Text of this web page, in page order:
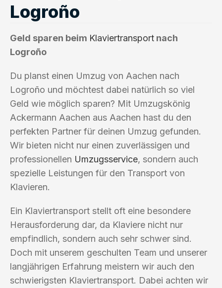
Logroño
Geld sparen beim Klaviertransport nach
Logroño
Du planst einen Umzug von Aachen nach
Logroño und möchtest dabei natürlich so viel
Geld wie möglich sparen? Mit Umzugskönig
Ackermann Aachen aus Aachen hast du den
perfekten Partner für deinen Umzug gefunden.
Wir bieten nicht nur einen zuverlässigen und
professionellen Umzugsservice, sondern auch
spezielle Leistungen für den Transport von
Klavieren.
Ein Klaviertransport stellt oft eine besondere
Herausforderung dar, da Klaviere nicht nur
empfindlich, sondern auch sehr schwer sind.
Doch mit unserem geschulten Team und unserer
langjährigen Erfahrung meistern wir auch den
schwierigsten Klaviertransport. Dabei achten wir